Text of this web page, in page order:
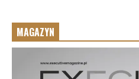
MAGAZYN